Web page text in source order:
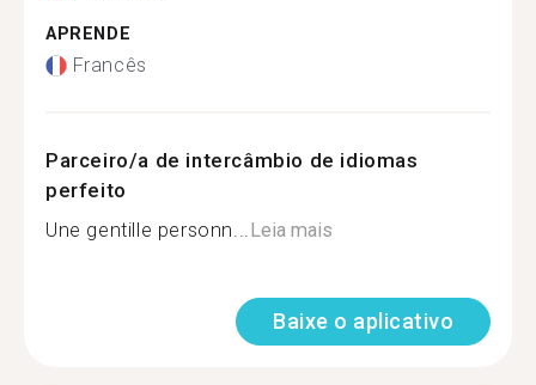
APRENDE
Francês
Parceiro/a de intercâmbio de idiomas
perfeito
Une gentille personn...Leia mais
Baixe o aplicativo